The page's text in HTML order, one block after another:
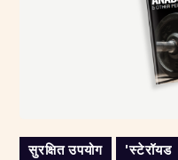
सुरक्षित उपयोग 'स्टेरॉयड